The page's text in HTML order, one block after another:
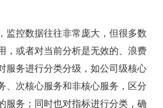
，监控数据往往非常庞大，但很多数
，或者对当前分析是无效的、浪费
服务进行分类分级，如公司级核心
、次核心服务和非核心服务，区分
服务；同时也对指标进行分类，确